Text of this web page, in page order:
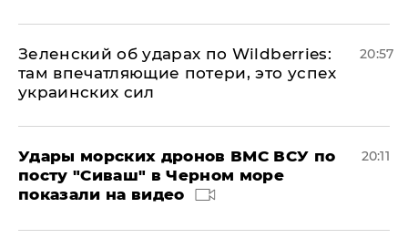
Зеленский об ударах по Wildberries:
там впечатляющие потери, это успех
украинских сил
20:57
Удары морских дронов ВМС ВСУ по
посту "Сиваш" в Черном море
показали на видео
20:11